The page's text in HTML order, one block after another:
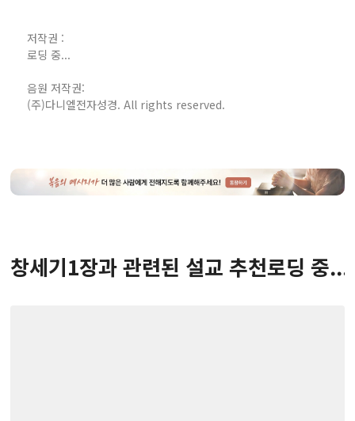
저작권 :
로딩 중...
음원 저작권:
(주)다니엘전자성경. All rights reserved.
창세기1장과 관련된 설교 추천로딩 중...